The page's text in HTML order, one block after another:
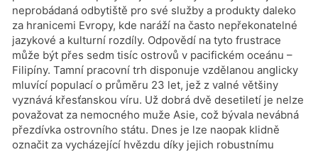
neprobádaná odbytiště pro své služby a produkty daleko
za hranicemi Evropy, kde naráží na často nepřekonatelné
jazykové a kulturní rozdíly. Odpovědí na tyto frustrace
může být přes sedm tisíc ostrovů v pacifickém oceánu –
Filipíny. Tamní pracovní trh disponuje vzdělanou anglicky
mluvící populací o průměru 23 let, jež z valné většiny
vyznává křesťanskou víru. Už dobrá dvě desetiletí je nelze
považovat za nemocného muže Asie, což bývala nevábná
přezdívka ostrovního státu. Dnes je lze naopak klidně
označit za vycházející hvězdu díky jejich robustnímu